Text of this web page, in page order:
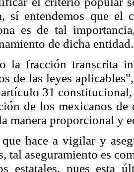
sí entendemos que el
es de tal
de dicha entidad.
la fracción transcrita
de las leyes
31 constitucional,
de los mexicanos
manera proporcional y
hace a vigilar y
tal aseguramiento es
estatales, pues esta